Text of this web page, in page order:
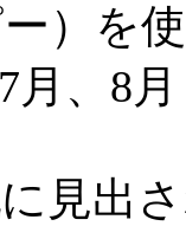
）を
、8月
見出